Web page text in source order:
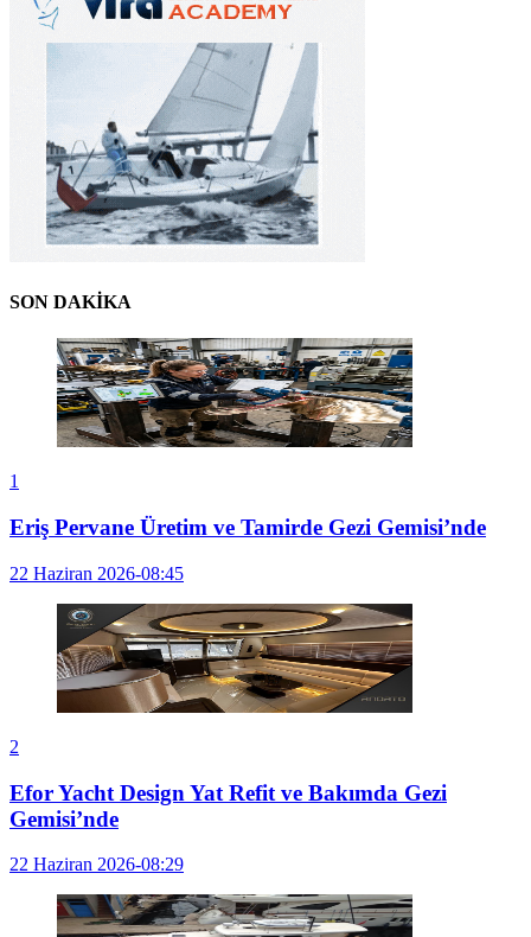
SON DAKİKA
1
Eriş Pervane Üretim ve Tamirde Gezi Gemisi’nde
22 Haziran 2026-08:45
2
Efor Yacht Design Yat Refit ve Bakımda Gezi
Gemisi’nde
22 Haziran 2026-08:29